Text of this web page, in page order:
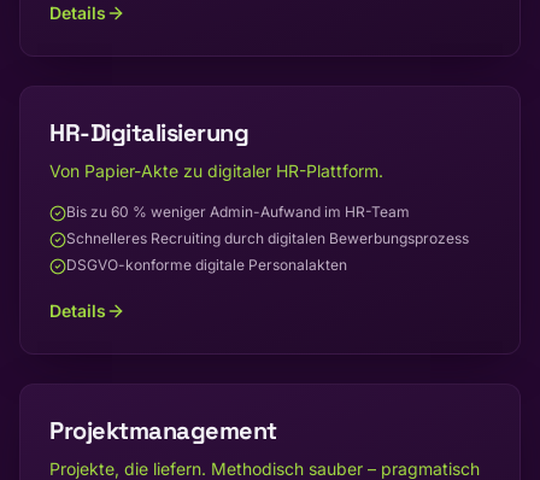
Details
HR-Digitalisierung
Von Papier-Akte zu digitaler HR-Plattform.
Bis zu 60 % weniger Admin-Aufwand im HR-Team
Schnelleres Recruiting durch digitalen Bewerbungsprozess
DSGVO-konforme digitale Personalakten
Details
Projektmanagement
Projekte, die liefern. Methodisch sauber – pragmatisch